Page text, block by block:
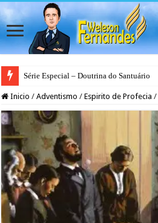
Série Especial – Doutrina do Santuário
Inicio / Adventismo / Espirito de Profecia /